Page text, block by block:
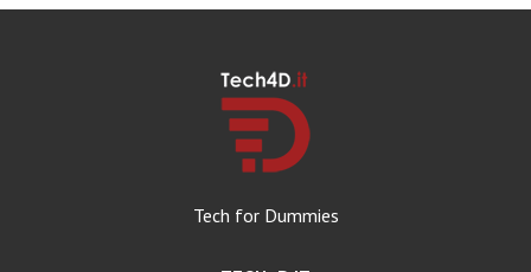
Tech for Dummies